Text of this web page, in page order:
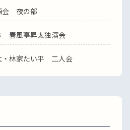
会 夜の部
春風亭昇太独演会
林家たい平 二人会